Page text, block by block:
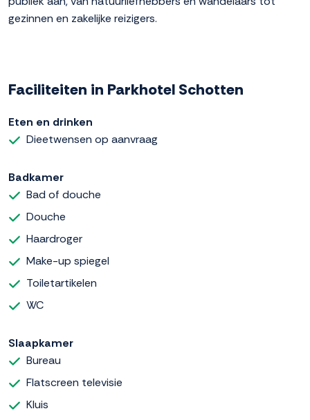
gezinnen en zakelijke reizigers.
Faciliteiten in Parkhotel Schotten
Eten en drinken
Dieetwensen op aanvraag
Badkamer
Bad of douche
Douche
Haardroger
Make-up spiegel
Toiletartikelen
WC
Slaapkamer
Bureau
Flatscreen televisie
Kluis